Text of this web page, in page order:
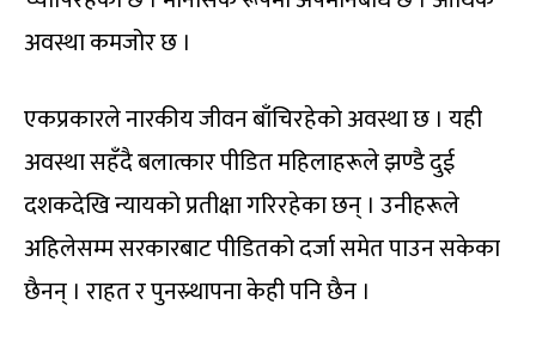
अवस्था कमजोर छ ।
एकप्रकारले नारकीय जीवन बाँचिरहेको अवस्था छ । यही
अवस्था सहँदै बलात्कार पीडित महिलाहरूले झण्डै दुई
दशकदेखि न्यायको प्रतीक्षा गरिरहेका छन् । उनीहरूले
अहिलेसम्म सरकारबाट पीडितको दर्जा समेत पाउन सकेका
छैनन् । राहत र पुनस्र्थापना केही पनि छैन ।